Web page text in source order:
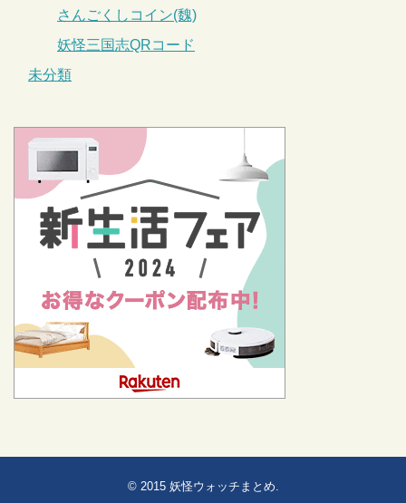
さんごくしコイン(魏)
妖怪三国志QRコード
未分類
© 2015 妖怪ウォッチまとめ.